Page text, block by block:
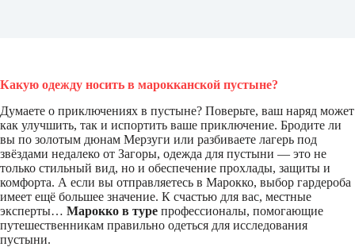
Какую одежду носить в марокканской пустыне?
Думаете о приключениях в пустыне? Поверьте, ваш наряд может
как улучшить, так и испортить ваше приключение. Бродите ли
вы по золотым дюнам Мерзуги или разбиваете лагерь под
звёздами недалеко от Загоры, одежда для пустыни — это не
только стильный вид, но и обеспечение прохлады, защиты и
комфорта. А если вы отправляетесь в Марокко, выбор гардероба
имеет ещё большее значение. К счастью для вас, местные
эксперты… Марокко в туре профессионалы, помогающие
путешественникам правильно одеться для исследования
пустыни.